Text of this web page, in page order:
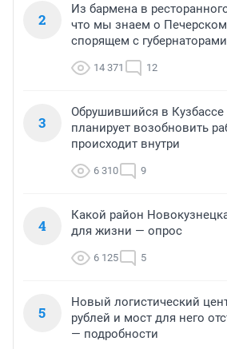
2
Из бармена в
что мы знаем о
спорящем с губернаторами
14 371 12
3
Обрушившийся в Кузбассе
планирует возобновить
происходит внутри
6 310 9
4
Какой район
для жизни — опрос
6 125 5
5
Новый логистический
рублей и мост для него
— подробности